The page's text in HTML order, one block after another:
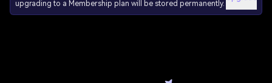
upgrading to a Membership plan will be stored permanently.